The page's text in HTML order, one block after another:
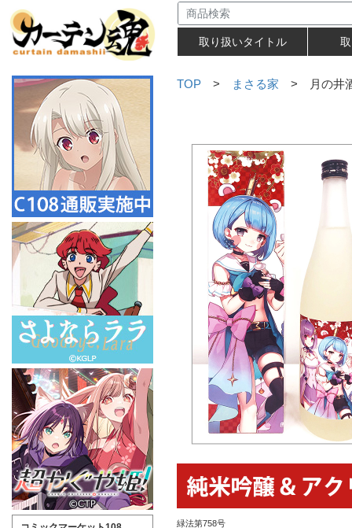
取り扱いタイトル
TOP > まさる家 > 月の井酒
緑法第758号